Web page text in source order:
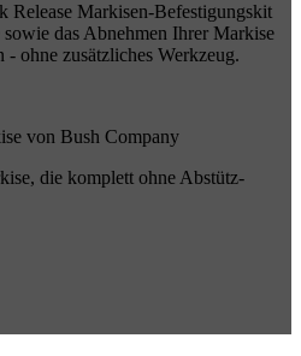
Release Markisen-Befestigungskit
das Abnehmen Ihrer Markise
- ohne zusätzliches Werkzeug.
von Bush Company
die komplett ohne Abstütz-